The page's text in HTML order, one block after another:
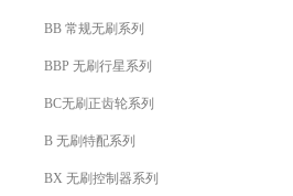
BB 常规无刷系列
BBP 无刷行星系列
BC无刷正齿轮系列
B 无刷特配系列
BX 无刷控制器系列